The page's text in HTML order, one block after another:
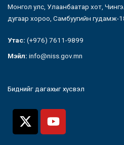
Монгол улс, Улаанбаатар хот,
дугаар хороо, Самбуугийн гудамж-
Утас: (+976) 7611-9899
Мэйл: info@niss.gov.mn
Биднийг дагахыг хүсвэл